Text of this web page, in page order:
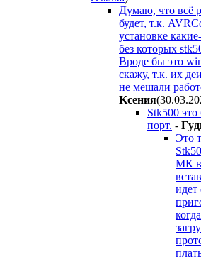
Думаю, что всё
будет, т.к.
установке
без которых
Вроде бы это
скажу, т.к. их
не мешали
Kceния
Stk500
порт. -
Это
МК в
идет